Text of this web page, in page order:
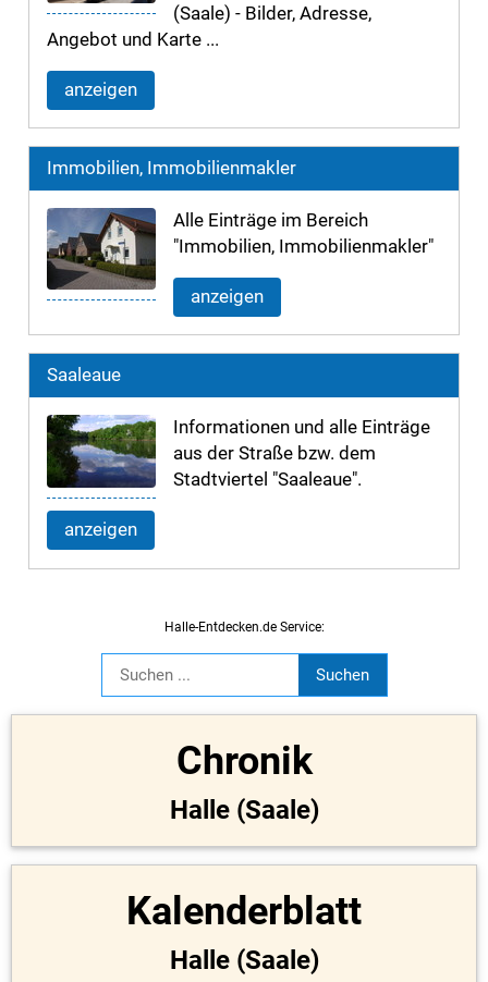
(Saale) - Bilder, Adresse,
Angebot und Karte ...
anzeigen
Immobilien, Immobilienmakler
Alle Einträge im Bereich
"Immobilien, Immobilienmakler"
anzeigen
Saaleaue
Informationen und alle Einträge
aus der Straße bzw. dem
Stadtviertel "Saaleaue".
anzeigen
Halle-Entdecken.de Service:
Chronik
Halle (Saale)
Kalenderblatt
Halle (Saale)